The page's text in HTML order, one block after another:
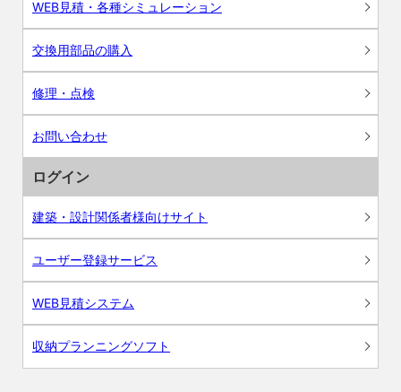
WEB見積・各種シミュレーション
交換用部品の購入
修理・点検
お問い合わせ
ログイン
建築・設計関係者様向けサイト
ユーザー登録サービス
WEB見積システム
収納プランニングソフト